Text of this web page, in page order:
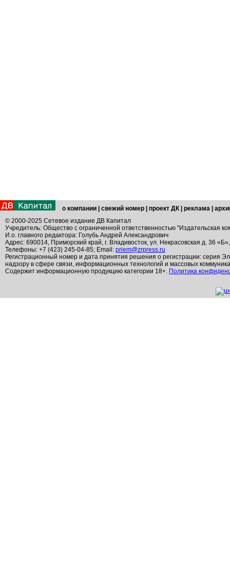
о компании свежий номер проект ДК реклама
© 2000-2025 Сетевое издание ДВ Капитал
Учредитель: Общество с ограниченной ответственностью "Издательская
И.о. главного редактора: Голубь Андрей Александрович
Адрес: 690014, Приморский край, г. Владивосток, ул. Некрасовская д. 36
Телефоны: +7 (423) 245-04-85; Email: priem@zrpress.ru
Регистрационный номер и дата принятия решения о регистрации: серия
надзору в сфере связи, информационных технологий и массовых
Содержит информационную продукцию категории 18+. Политика